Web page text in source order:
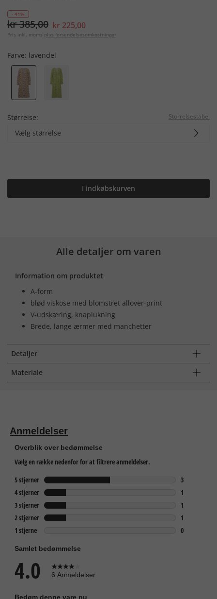
- 41%
kr 385,00 kr 225,00
Pris inkl. moms plus forsendelsesomkostninger
Farve: lavendel
Størrelse: Storrelsestabel
Vælg størrelse
I indkøbskurven
Alle detaljer om varen
Information om produktet
A-form
blød viskose med blomstret allover-print
V-udskæring, knaplukning
Brede, lange ærmer med manchetter
Detaljer
Materiale